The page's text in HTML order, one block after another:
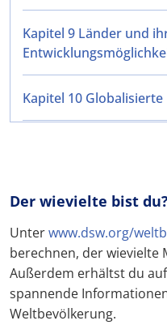
Kapitel 9 Länder und
Kapitel 10
Der wievielte bist
Unterwww.dsw.org/
berechnen, der wievielte
Außerdem erhältst du
spannende
Weltbevölkerung.